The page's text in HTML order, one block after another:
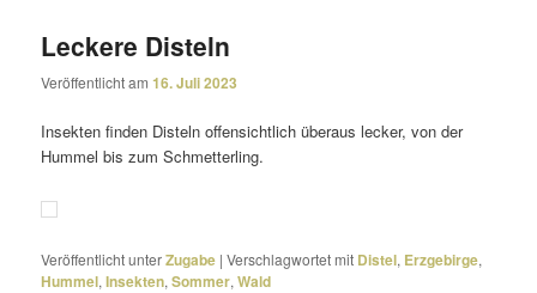
Leckere Disteln
Veröffentlicht am16. Juli 2023
Insekten finden Disteln offen­sicht­lich überaus lecker, von der
Hummel bis zum Schmetterling.
Veröffentlicht unterZugabe |Verschlagwortet mit Distel, Erzgebirge,
Hummel,Insekten,Sommer,Wald